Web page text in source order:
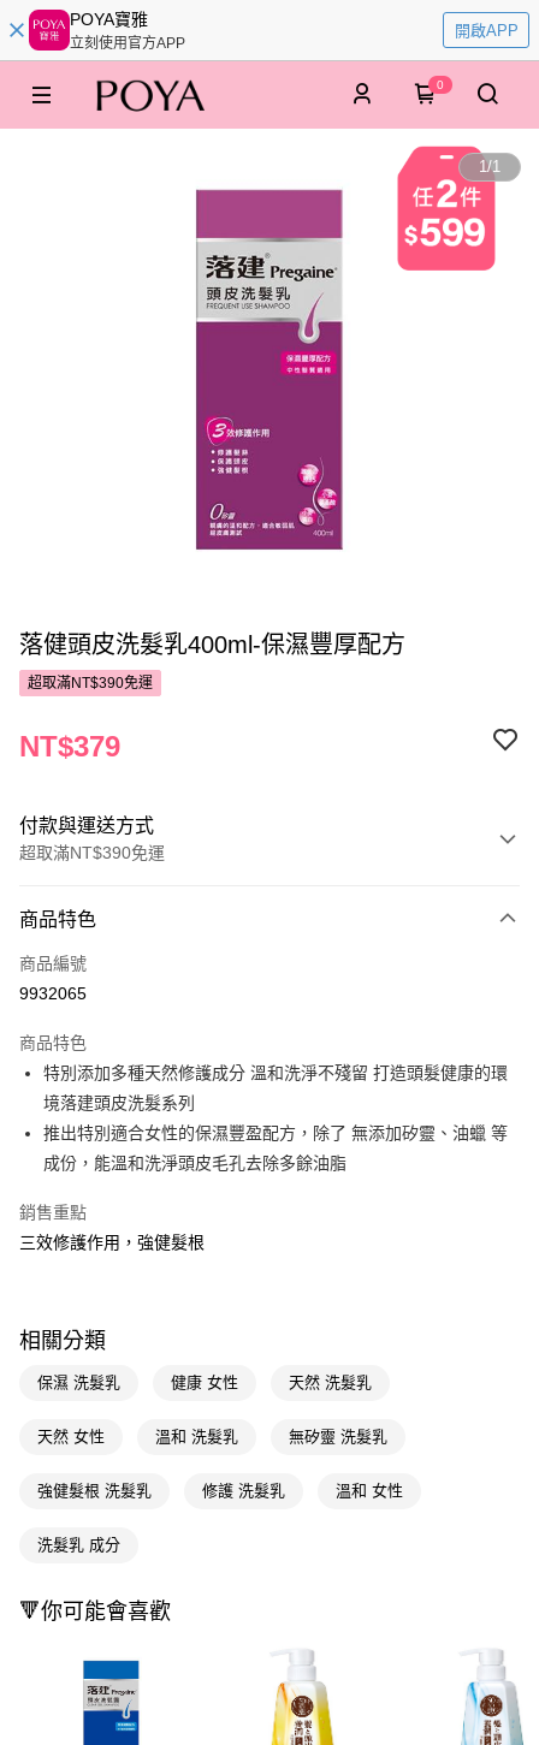
POYA寶雅
立刻使用官方APP
開啟APP
0
1/1
落健頭皮洗髮乳400ml-保濕豐厚配方
超取滿NT$390免運
NT$379
付款與運送方式
超取滿NT$390免運
POYA支付
信用卡一次付款
LINE Pay
Apple Pay
街口支付
悠遊付
Google Pay
【關於「AFTEE先享後付」】
便利好安心！
２．便利：只要手機號碼，簡訊認證，即可結帳。
【「AFTEE先享後付」結帳流程】
結帳頁面，進行簡訊認證並確認金額後，即可完成結帳。
ATM／網路銀行／等多元方式進行付款，方視為交易完成。
購買商品的店家。未經商家同意取消之訂單仍視為有效，需透過AFTEE先享
※ 交易是否成功請以「AFTEE先享後付 」之結帳頁面顯示為準，若有關於
是否繳費成功／繳費後需取消欲退款等相關疑問，請聯繫「AFTEE先享後付
客戶支援中心」https://netprotections.freshdesk.com/support/home
每筆NT$65，滿NT$390(含以上)免運費
付款後全家取貨
萊爾富取貨付款
每筆NT$65，滿NT$490(含以上)免運費
付款後萊爾富取貨
每筆NT$65，滿NT$490(含以上)免運費
商品特色
商品編號
9932065
商品特色
特別添加多種天然修護成分 溫和洗淨不殘留 打造頭髮健康的環
境落建頭皮洗髮系列
推出特別適合女性的保濕豐盈配方，除了 無添加矽靈、油蠟 等
成份，能溫和洗淨頭皮毛孔去除多餘油脂
銷售重點
三效修護作用，強健髮根
相關分類
保濕 洗髮乳 健康 女性 天然 洗髮乳
天然 女性 溫和 洗髮乳 無矽靈 洗髮乳
強健髮根 洗髮乳 修護 洗髮乳 溫和 女性
洗髮乳 成分
🔻你可能會喜歡